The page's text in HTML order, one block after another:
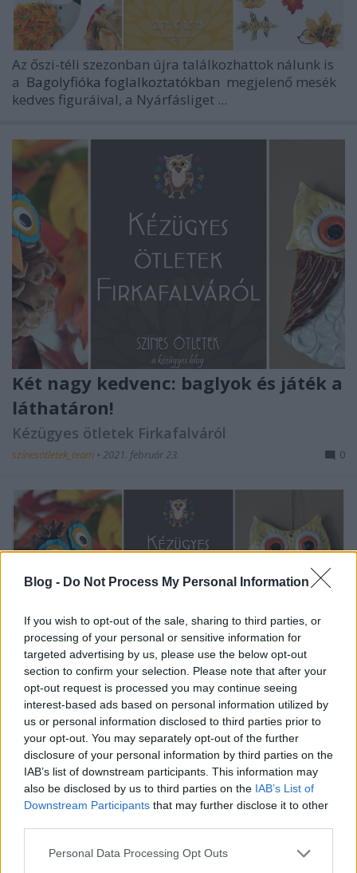
Blog - Do Not Process My Personal Information
If you wish to opt-out of the sale, sharing to third parties, or
processing of your personal or sensitive information for
targeted advertising by us, please use the below opt-out
section to confirm your selection. Please note that after your
opt-out request is processed you may continue seeing
interest-based ads based on personal information utilized by
us or personal information disclosed to third parties prior to
your opt-out. You may separately opt-out of the further
disclosure of your personal information by third parties on the
IAB’s list of downstream participants. This information may
also be disclosed by us to third parties on the IAB’s List of
Downstream Participants that may further disclose it to other
Please note that this website/app uses one or more Google
Personal Data Processing Opt Outs
Az őszi-téli szezonban újra találkozhattok nálunk is
a Bagolyfióka foglalkoztatókban megjelenő mesék
kedves figuráival, a Nyárfásliget ...
Két nagy kedvenc: baglyok és játék a
láthatáron!
Kézügyes ötletek Firkafalváról
színesötletek_team • 2021. február 23. 0
Bagolyfióka foglalkoztatók legújabb sorozata
debütált februárban, ezért most - ahogy már
megszokhattátok - az ebben megjelenő meséhez ...